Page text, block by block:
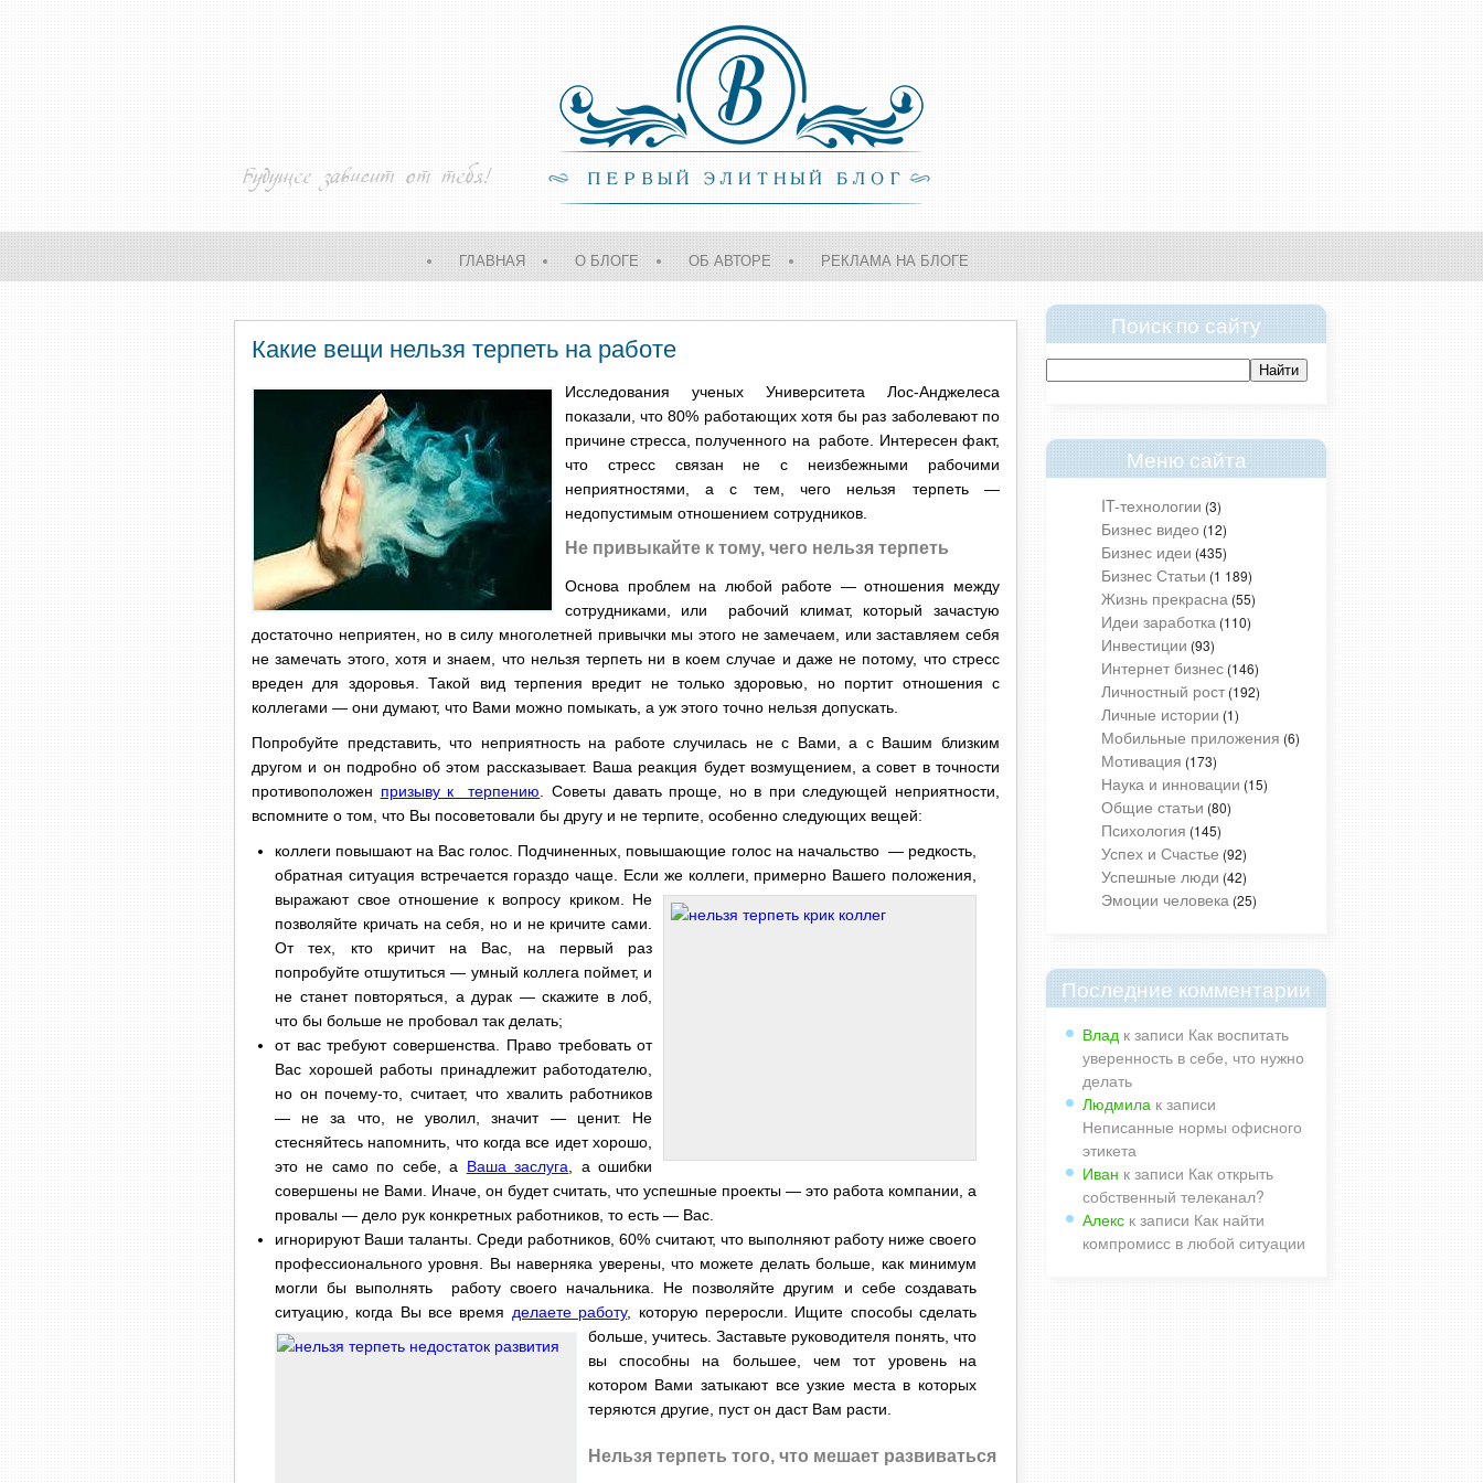
ГЛАВНАЯ О БЛОГЕ ОБ АВТОРЕ РЕКЛАМА НА БЛОГЕ
Поиск по сайту
Меню сайта
IT-технологии (3)
Бизнес видео (12)
Бизнес идеи (435)
Бизнес Статьи (1 189)
Жизнь прекрасна (55)
Идеи заработка (110)
Инвестиции (93)
Интернет бизнес (146)
Личностный рост (192)
Личные истории (1)
Мобильные приложения (6)
Мотивация (173)
Наука и инновации (15)
Общие статьи (80)
Психология (145)
Успех и Счастье (92)
Успешные люди (42)
Эмоции человека (25)
Последние комментарии
Влад к записи Как воспитать
уверенность в себе, что нужно
делать
Людмила к записи
Неписанные нормы офисного
этикета
Иван к записи Как открыть
собственный телеканал?
Алекс к записи Как найти
компромисс в любой ситуации
Какие вещи нельзя терпеть на работе
Исследования ученых Университета Лос-Анджелеса
показали, что 80% работающих хотя бы раз заболевают по
причине стресса, полученного на работе. Интересен факт,
что стресс связан не с неизбежными рабочими
неприятностями, а с тем, чего нельзя терпеть —
недопустимым отношением сотрудников.
Не привыкайте к тому, чего нельзя терпеть
Основа проблем на любой работе — отношения между
сотрудниками, или рабочий климат, который зачастую
достаточно неприятен, но в силу многолетней привычки мы этого не замечаем, или заставляем себя
не замечать этого, хотя и знаем, что нельзя терпеть ни в коем случае и даже не потому, что стресс
вреден для здоровья. Такой вид терпения вредит не только здоровью, но портит отношения с
коллегами — они думают, что Вами можно помыкать, а уж этого точно нельзя допускать.
Попробуйте представить, что неприятность на работе случилась не с Вами, а с Вашим близким
другом и он подробно об этом рассказывает. Ваша реакция будет возмущением, а совет в точности
противоположен призыву к терпению . Советы давать проще, но в при следующей неприятности,
вспомните о том, что Вы посоветовали бы другу и не терпите, особенно следующих вещей:
коллеги повышают на Вас голос. Подчиненных, повышающие голос на начальство — редкость,
обратная ситуация встречается гораздо чаще. Если же коллеги, примерно Вашего положения,
выражают свое отношение к вопросу криком. Не
позволяйте кричать на себя, но и не кричите сами.
От тех, кто кричит на Вас, на первый раз
попробуйте отшутиться — умный коллега поймет, и
не станет повторяться, а дурак — скажите в лоб,
что бы больше не пробовал так делать;
от вас требуют совершенства. Право требовать от
Вас хорошей работы принадлежит работодателю,
но он почему-то, считает, что хвалить работников
— не за что, не уволил, значит — ценит. Не
стесняйтесь напомнить, что когда все идет хорошо,
это не само по себе, а Ваша заслуга , а ошибки
совершены не Вами. Иначе, он будет считать, что успешные проекты — это работа компании, а
провалы — дело рук конкретных работников, то есть — Вас.
игнорируют Ваши таланты. Среди работников, 60% считают, что выполняют работу ниже своего
профессионального уровня. Вы наверняка уверены, что можете делать больше, как минимум
могли бы выполнять работу своего начальника. Не позволяйте другим и себе создавать
ситуацию, когда Вы все время делаете работу, которую переросли. Ищите способы сделать
больше, учитесь. Заставьте руководителя понять, что
вы способны на большее, чем тот уровень на
котором Вами затыкают все узкие места в которых
теряются другие, пуст он даст Вам расти.
Нельзя терпеть того, что мешает развиваться